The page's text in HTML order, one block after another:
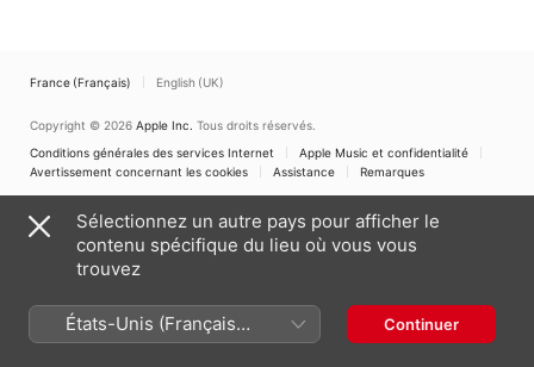
France (Français) English (UK)
Copyright © 2026 Apple Inc. Tous droits réservés.
Conditions générales des services Internet
Apple Music et confidentialité
Avertissement concernant les cookies
Assistance Remarques
Sélectionnez un autre pays pour afficher le
contenu spécifique du lieu où vous vous
trouvez
États-Unis (Français
France)
Continuer